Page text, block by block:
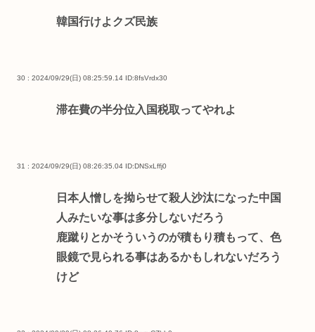
韓国行けよクズ民族
30 : 2024/09/29(日) 08:25:59.14 ID:8fsVrdx30
滞在費の半分位入国税取ってやれよ
31 : 2024/09/29(日) 08:26:35.04 ID:DNSxLffj0
日本人憎しを拗らせて殺人沙汰になった中国
人みたいな事は多分しないだろう
鹿蹴りとかそういうのが積もり積もって、色
眼鏡で見られる事はあるかもしれないだろう
けど